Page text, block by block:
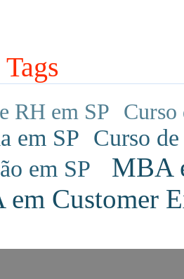
RH em SP Curso
em SP Curso
em SP
MBA
Customer